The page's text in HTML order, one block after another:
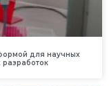
для научных